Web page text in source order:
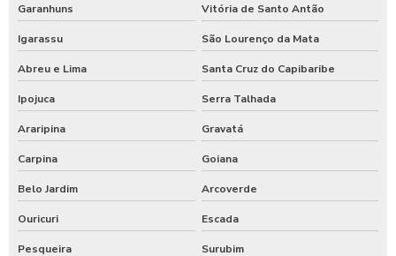
Garanhuns Vitória de Santo Antão
Igarassu São Lourenço da Mata
Abreu e Lima Santa Cruz do Capibaribe
Ipojuca Serra Talhada
Araripina Gravatá
Carpina Goiana
Belo Jardim Arcoverde
Ouricuri Escada
Pesqueira Surubim